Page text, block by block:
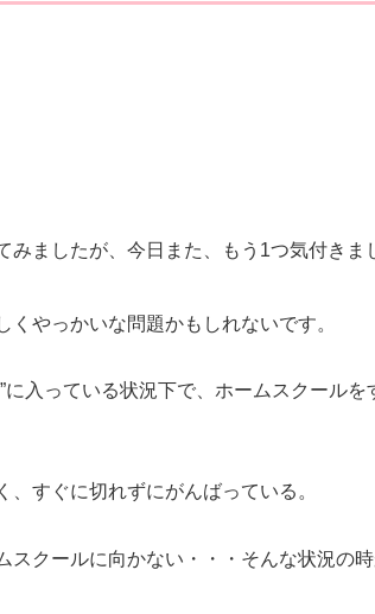
ましたが、今日また、もう1つ気付きま
やっかいな問題かもしれないです。
入っている状況下で、ホームスクールを
すぐに切れずにがんばっている。
クールに向かない・・・そんな状況の